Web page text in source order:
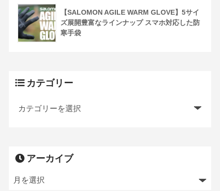
【SALOMON AGILE WARM GLOVE】5サイ
ズ展開豊富なラインナップ スマホ対応した防
寒手袋
カテゴリー
アーカイブ